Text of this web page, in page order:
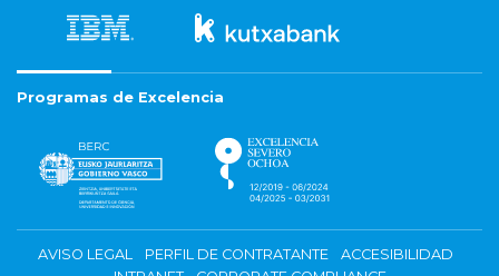
Programas de Excelencia
AVISO LEGAL PERFIL DE CONTRATANTE
ACCESIBILIDAD